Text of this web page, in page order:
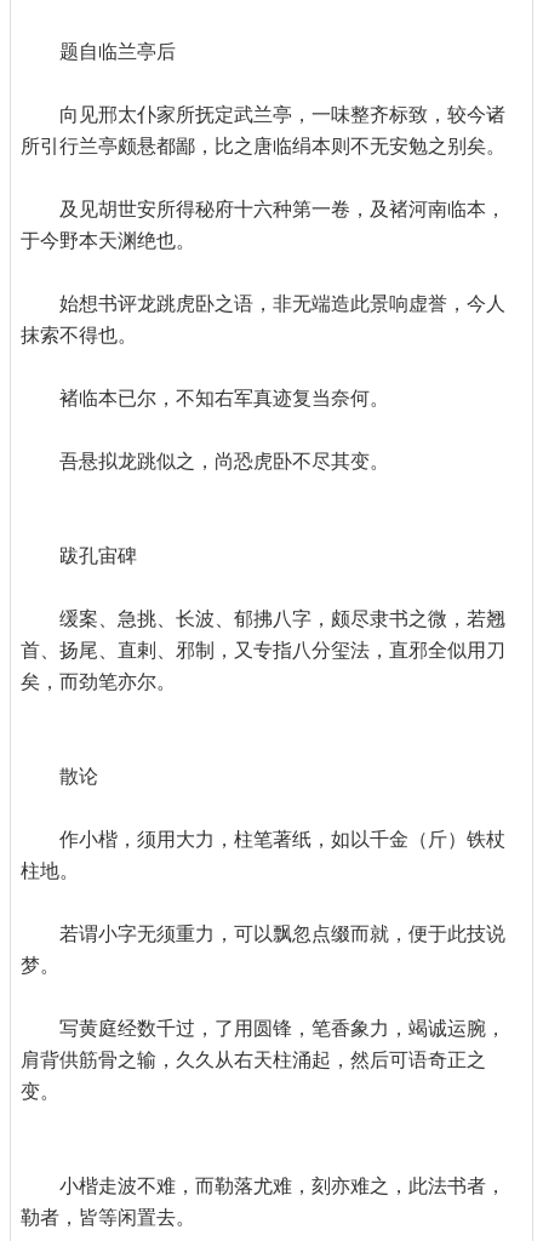
题自临兰亭后
向见邢太仆家所抚定武兰亭，一味整齐标致，较今诸
所引行兰亭颇悬都鄙，比之唐临绢本则不无安勉之别矣。
及见胡世安所得秘府十六种第一卷，及褚河南临本，
于今野本天渊绝也。
始想书评龙跳虎卧之语，非无端造此景响虚誉，今人
抹索不得也。
褚临本已尔，不知右军真迹复当奈何。
吾悬拟龙跳似之，尚恐虎卧不尽其变。
跋孔宙碑
缓案、急挑、长波、郁拂八字，颇尽隶书之微，若翘
首、扬尾、直剌、邪制，又专指八分玺法，直邪全似用刀
矣，而劲笔亦尔。
散论
作小楷，须用大力，柱笔著纸，如以千金（斤）铁杖
柱地。
若谓小字无须重力，可以飘忽点缀而就，便于此技说
梦。
写黄庭经数千过，了用圆锋，笔香象力，竭诚运腕，
肩背供筋骨之输，久久从右天柱涌起，然后可语奇正之
变。
小楷走波不难，而勒落尤难，刻亦难之，此法书者，
勒者，皆等闲置去。